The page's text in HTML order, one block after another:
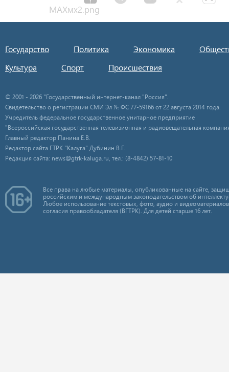
Государство Политика Экономика
Культура
Спорт Происшествия
© 2001 - 2026 "Государственный интернет-канал "Россия".
Свидетельство о регистрации СМИ Эл № ФС 77-59166 от 22 августа 2014 года.
Учредитель федеральное государственное унитарное предприятие
"Всероссийская государственная телевизионная и радиовещательная
Главный редактор Панина Е.В.
Редактор сайта ГТРК "Калуга" Дубинин В.Г.
Редакция сайта: news@gtrk-kaluga.ru, тел.: (8-4842) 57-81-10
Все права на любые материалы, опубликованные на сайте,
российским и международным законодательством об
Любое использование текстовых, фото, аудио и
согласия правообладателя (ВГТРК). Для детей старше 16 лет.